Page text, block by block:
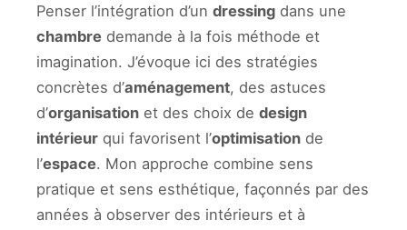
Penser l’intégration d’un dressing dans une
chambre demande à la fois méthode et
imagination. J’évoque ici des stratégies
concrètes d’aménagement, des astuces
d’organisation et des choix de design
intérieur qui favorisent l’optimisation de
l’espace. Mon approche combine sens
pratique et sens esthétique, façonnés par des
années à observer des intérieurs et à